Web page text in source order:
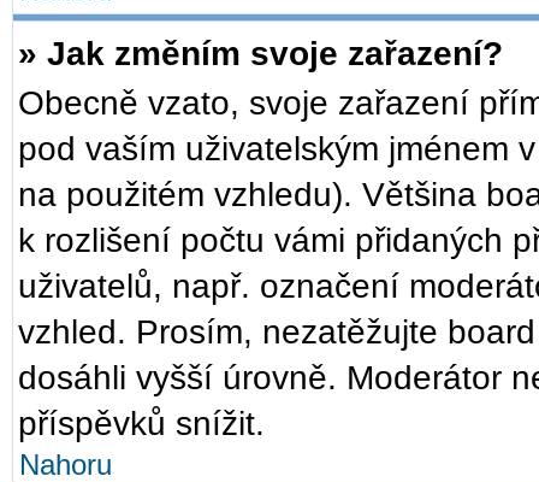
» Jak změním svoje zařazení?
Obecně vzato, svoje zařazení
pod vaším uživatelským jménem
na použitém vzhledu). Většina
k rozlišení počtu vámi přidaných
uživatelů, např. označení
vzhled. Prosím, nezatěžujte
dosáhli vyšší úrovně. Moderátor
příspěvků snížit.
Nahoru